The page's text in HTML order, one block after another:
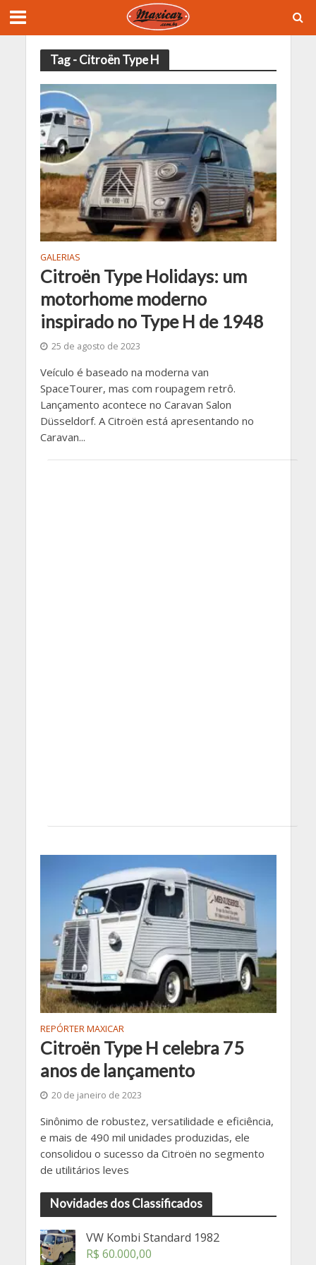
Tag - Citroën Type H
GALERIAS
Citroën Type Holidays: um
motorhome moderno
inspirado no Type H de 1948
25 de agosto de 2023
Veículo é baseado na moderna van
SpaceTourer, mas com roupagem retrô.
Lançamento acontece no Caravan Salon
Düsseldorf. A Citroën está apresentando no
Caravan...
REPÓRTER MAXICAR
Citroën Type H celebra 75
anos de lançamento
20 de janeiro de 2023
Sinônimo de robustez, versatilidade e eficiência,
e mais de 490 mil unidades produzidas, ele
consolidou o sucesso da Citroën no segmento
de utilitários leves
Novidades dos Classificados
VW Kombi Standard 1982
R$ 60.000,00